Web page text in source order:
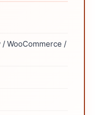
WooCommerce /